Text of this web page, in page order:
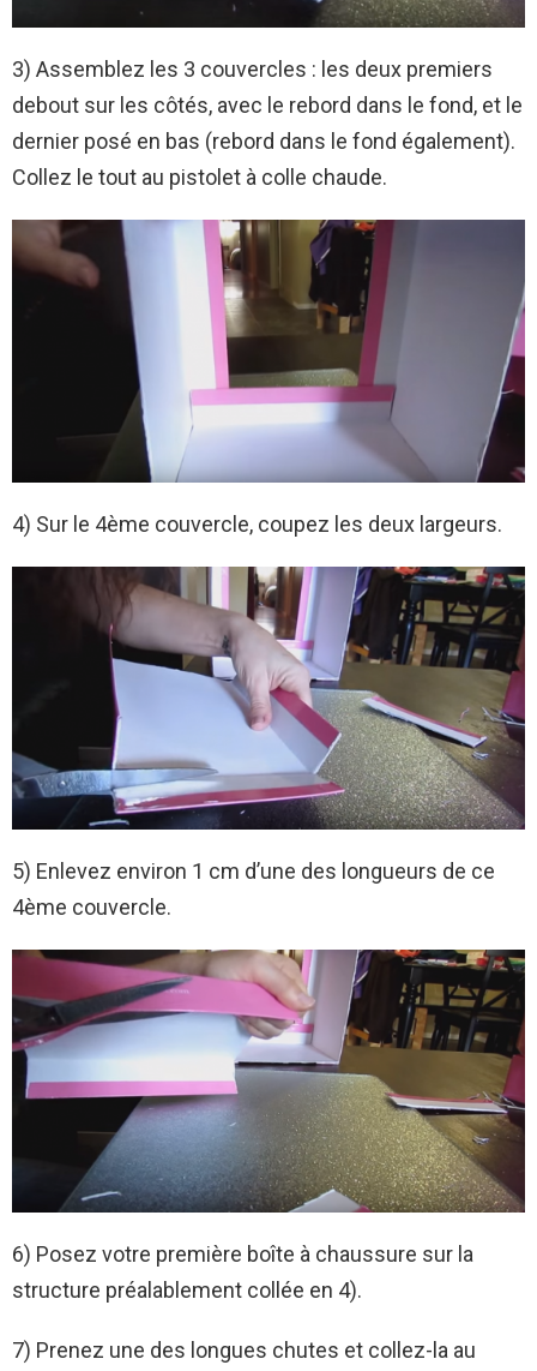
3) Assemblez les 3 couvercles : les deux premiers
debout sur les côtés, avec le rebord dans le fond, et le
dernier posé en bas (rebord dans le fond également).
Collez le tout au pistolet à colle chaude.
4) Sur le 4ème couvercle, coupez les deux largeurs.
5) Enlevez environ 1 cm d’une des longueurs de ce
4ème couvercle.
6) Posez votre première boîte à chaussure sur la
structure préalablement collée en 4).
7) Prenez une des longues chutes et collez-la au